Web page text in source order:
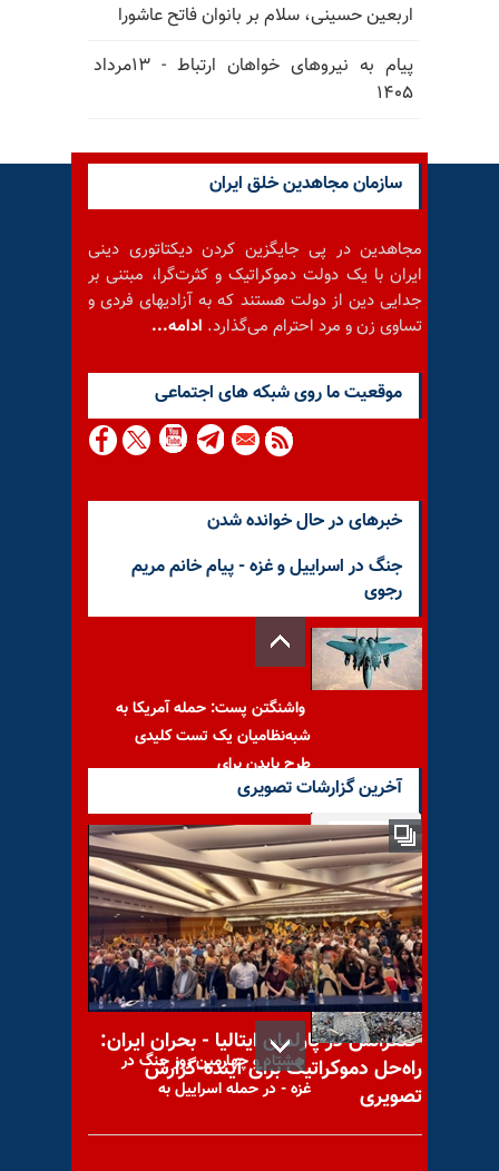
اربعین حسینی، سلام بر بانوان فاتح عاشورا
پیام به نیروهای خواهان ارتباط - ۱۳مرداد
۱۴۰۵
سازمان مجاهدین خلق ایران
مجاهدین در پی جایگزین کردن دیکتاتوری دینی
ایران با یک دولت دموکراتیک و کثرت‌گرا، مبتنی بر
جدایی دین از دولت هستند که به آزادیهای فردی و
تساوی زن و مرد احترام می‌گذارد. ادامه...
موقعيت ما روى شبكه هاى اجتماعى
خبرهای در حال خوانده شدن
جنگ در اسراییل و غزه - پیام خانم مریم
رجوی
واشنگتن پست: حمله آمریکا به
شبه‌نظامیان یک تست کلیدی
طرح بایدن برای
جهان رسانه – دوشنبه، ۲۳آبان
۱۳۹۰
هشتاد و چهارمین روز جنگ در
غزه - در حمله اسراییل به
آخرین گزارشات تصویری
کنفرانس در پارلمان ایتالیا - بحران ایران:
راه‌حل دموکراتیک برای آینده-گزارش
تصویری